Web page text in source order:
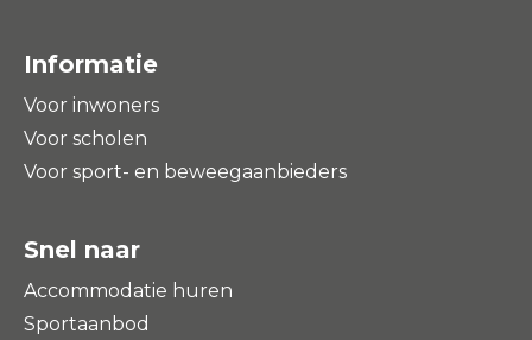
Informatie
Voor inwoners
Voor scholen
Voor sport- en beweegaanbieders
Snel naar
Accommodatie huren
Sportaanbod